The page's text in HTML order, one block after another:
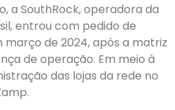
a SouthRock, operadora da
entrou com pedido de
de 2024, após a matriz
de operação. Em meio à
das lojas da rede no